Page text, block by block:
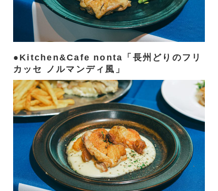
Kitchen&Cafe nonta「長州どりのフリ
カッセ ノルマンディ風」